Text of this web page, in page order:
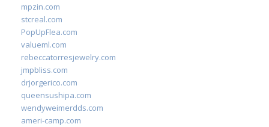
mpzin.com
stcreal.com
PopUpFlea.com
valueml.com
rebeccatorresjewelry.com
jmpbliss.com
drjorgerico.com
queensushipa.com
wendyweimerdds.com
ameri-camp.com